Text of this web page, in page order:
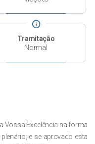
info
Tramitação
Normal
Vossa Excelência na forma
enário, e se aprovado esta